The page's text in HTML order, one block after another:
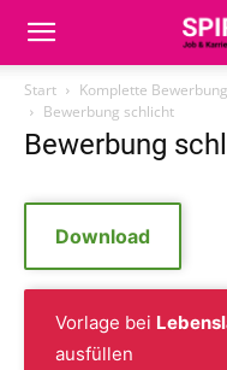
Start
Komplette
Bewerbung schlicht
Bewerbung
Download
Vorlage bei
ausfüllen